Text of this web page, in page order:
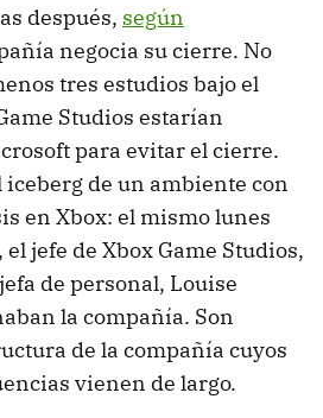
después, según
negocia su cierre. No
tres estudios bajo el
Studios estarían
para evitar el cierre.
iceberg de un ambiente con
en Xbox: el mismo lunes
jefe de Xbox Game Studios,
de personal, Louise
la compañía. Son
de la compañía cuyos
vienen de largo.